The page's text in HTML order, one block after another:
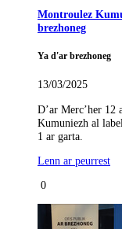
Montroulez
brezhoneg
Ya d'ar brezhoneg
13/03/2025
D’ar Merc’her 12
Kumuniezh al
1 ar garta.
Lenn ar peurrest
0